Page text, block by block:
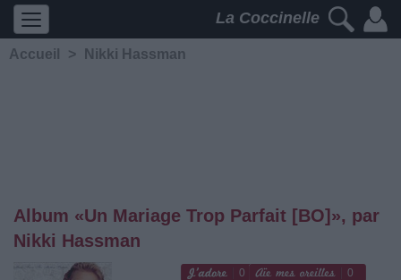
La Coccinelle
Accueil > Nikki Hassman
Album «Un Mariage Trop Parfait [BO]», par
Nikki Hassman
0 0